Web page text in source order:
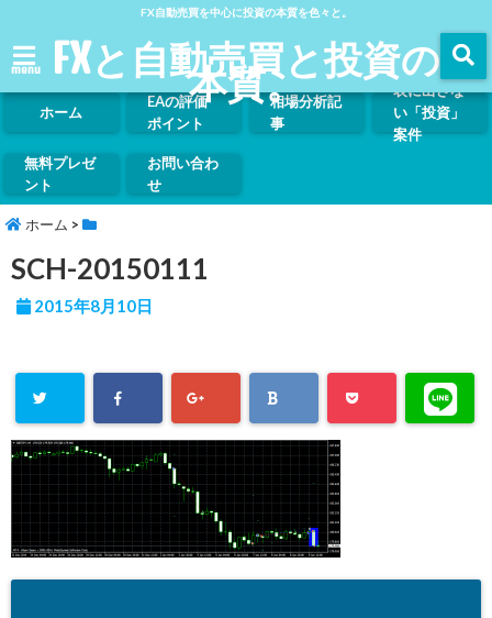
FX自動売買を中心に投資の本質を色々と。
menu FXと自動売買と投資の
本質。
ホーム
EAの評価
ポイント
相場分析記
事
表に出さな
い「投資」
案件
無料プレゼ
ント
お問い合わ
せ
ホーム >
SCH-20150111
2015年8月10日